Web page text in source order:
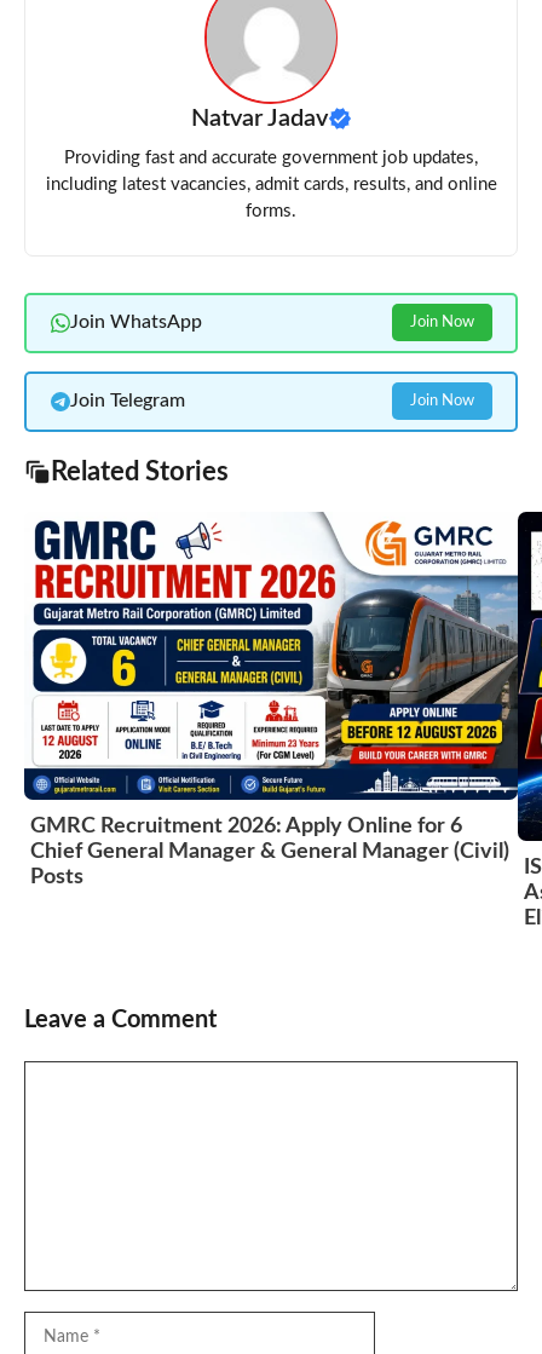
Natvar Jadav
Providing fast and accurate government job updates,
including latest vacancies, admit cards, results, and online
forms.
Join WhatsApp Join Now
Join Telegram Join Now
Related Stories
GMRC Recruitment 2026: Apply Online for 6
Chief General Manager & General Manager (Civil)
Posts
Leave a Comment